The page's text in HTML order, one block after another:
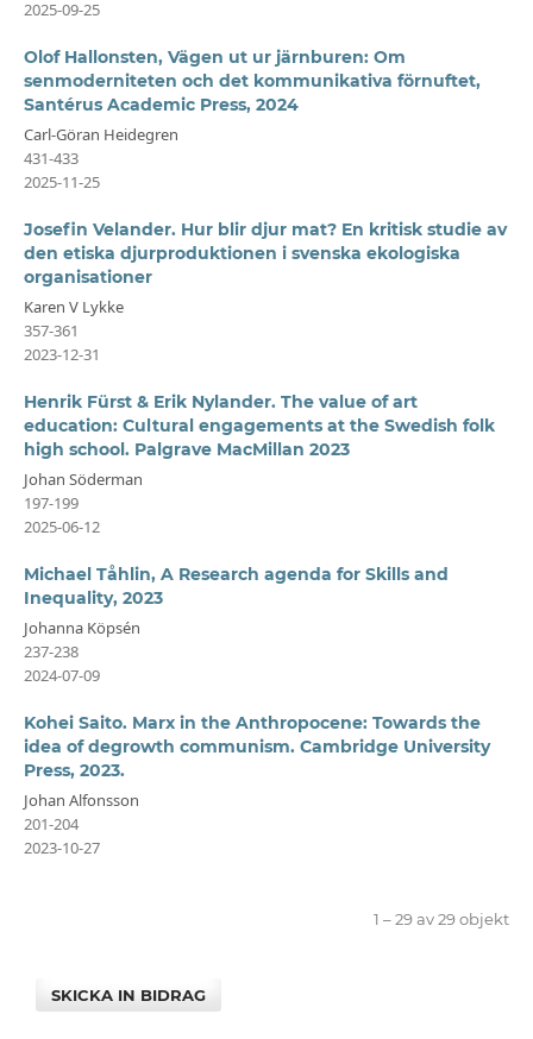
2025-09-25
Olof Hallonsten, Vägen ut ur järnburen: Om
senmoderniteten och det kommunikativa förnuftet,
Santérus Academic Press, 2024
Carl-Göran Heidegren
431-433
2025-11-25
Josefin Velander. Hur blir djur mat? En kritisk studie av
den etiska djurproduktionen i svenska ekologiska
organisationer
Karen V Lykke
357-361
2023-12-31
Henrik Fürst & Erik Nylander. The value of art
education: Cultural engagements at the Swedish folk
high school. Palgrave MacMillan 2023
Johan Söderman
197-199
2025-06-12
Michael Tåhlin, A Research agenda for Skills and
Inequality, 2023
Johanna Köpsén
237-238
2024-07-09
Kohei Saito. Marx in the Anthropocene: Towards the
idea of degrowth communism. Cambridge University
Press, 2023.
Johan Alfonsson
201-204
2023-10-27
1 – 29 av 29 objekt
SKICKA IN BIDRAG